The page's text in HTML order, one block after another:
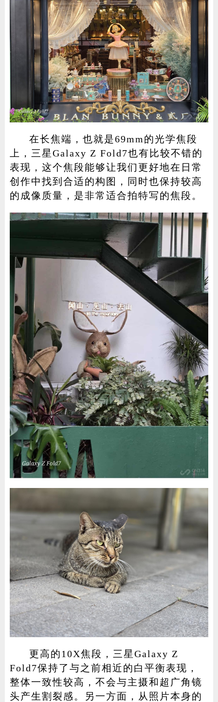
在长焦端，也就是69mm的光学焦段
上，三星Galaxy Z Fold7也有比较不错的
表现，这个焦段能够让我们更好地在日常
创作中找到合适的构图，同时也保持较高
的成像质量，是非常适合拍特写的焦段。
更高的10X焦段，三星Galaxy Z
Fold7保持了与之前相近的白平衡表现，
整体一致性较高，不会与主摄和超广角镜
头产生割裂感。另一方面，从照片本身的